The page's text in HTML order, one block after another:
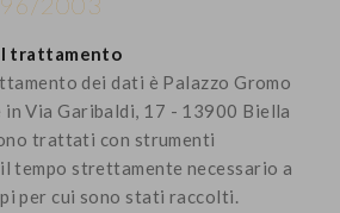
trattamento
dei dati è Palazzo Gromo
in Via Garibaldi, 17 - 13900 Biella
trattati con strumenti
tempo strettamente necessario a
per cui sono stati raccolti.